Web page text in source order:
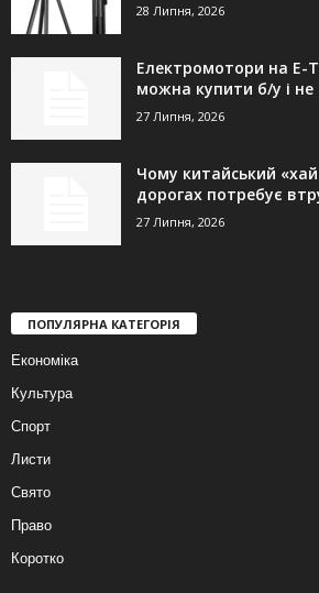
28 Липня, 2026
Електромотори на E-
можна купити б/у і не
27 Липня, 2026
Чому китайський
дорогах потребує
27 Липня, 2026
ПОПУЛЯРНА КАТЕГОРІЯ
Економіка
Культура
Спорт
Листи
Свято
Право
Коротко